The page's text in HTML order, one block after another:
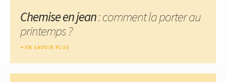
Chemise en jean: comment la porter au
printemps ?
EN SAVOIR PLUS